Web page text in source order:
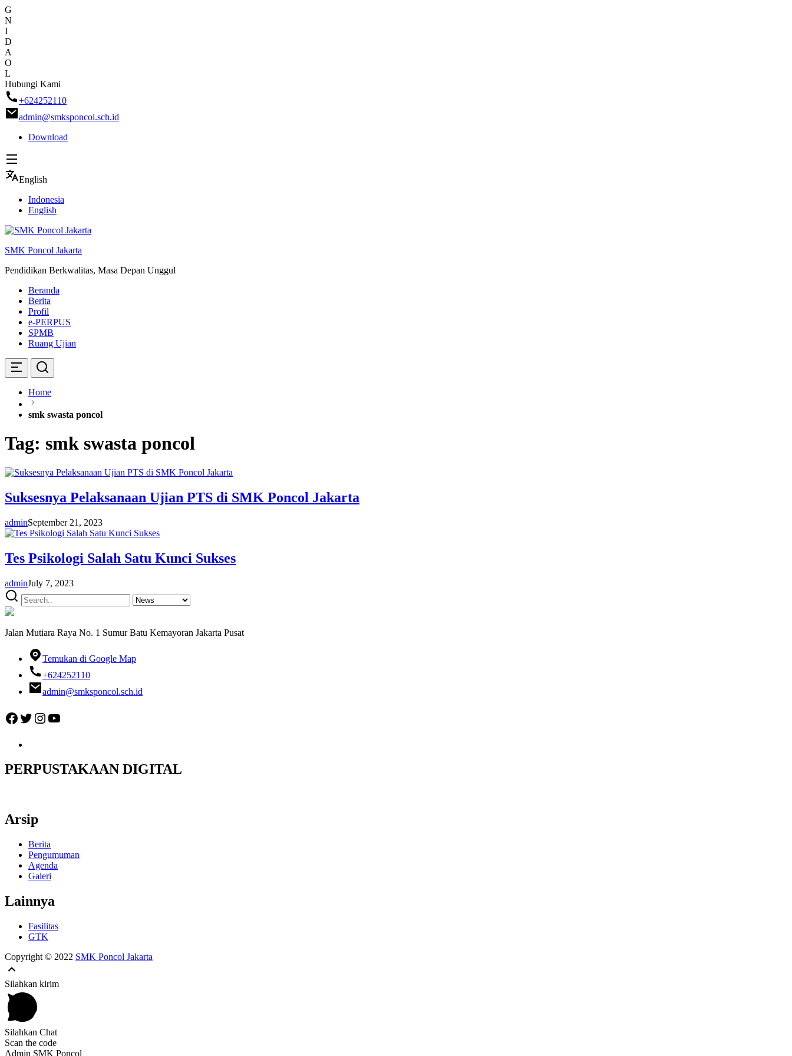
G
N
I
D
A
O
L
Skip
to
content
Hubungi Kami
+624252110
admin@smksponcol.sch.id
Download
English
Indonesia
English
SMK Poncol Jakarta
Pendidikan Berkwalitas, Masa Depan Unggul
Beranda
Berita
Profil
e-PERPUS
SPMB
Ruang Ujian
Home
smk swasta poncol
Tag: smk swasta poncol
Suksesnya Pelaksanaan Ujian PTS di SMK Poncol Jakarta
adminSeptember 21, 2023
Tes Psikologi Salah Satu Kunci Sukses
adminJuly 7, 2023
Jalan Mutiara Raya No. 1 Sumur Batu Kemayoran Jakarta Pusat
Temukan di Google Map
+624252110
admin@smksponcol.sch.id
Facebook
Twitter
Instagram
YouTube
PERPUSTAKAAN DIGITAL
Arsip
Berita
Pengumuman
Agenda
Galeri
Lainnya
Fasilitas
GTK
Copyright © 2022 SMK Poncol Jakarta
Silahkan kirim
Silahkan Chat
Scan the code
Admin SMK Poncol